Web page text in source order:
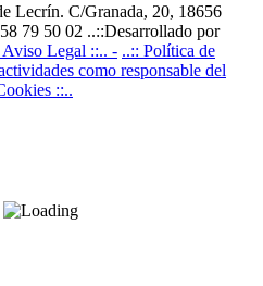
Lecrín. C/Granada, 20, 18656
79 50 02 ..::Desarrollado por
Aviso Legal ::.. - ..:: Política de
como responsable del
::..